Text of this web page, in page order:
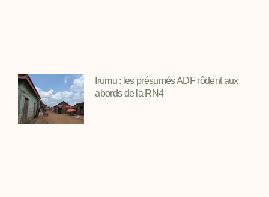
Irumu : les présumés ADF rôdent aux
abords de la RN4